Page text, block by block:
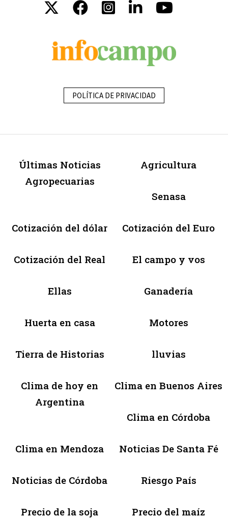
POLÍTICA DE PRIVACIDAD
Últimas Noticias
Agropecuarias
Agricultura
Senasa
Cotización del dólar Cotización del Euro
Cotización del Real El campo y vos
Ellas Ganadería
Huerta en casa Motores
Tierra de Historias lluvias
Clima de hoy en
Argentina
Clima en Buenos Aires
Clima en Córdoba
Clima en Mendoza Noticias De Santa Fé
Noticias de Córdoba Riesgo País
Precio de la soja Precio del maíz